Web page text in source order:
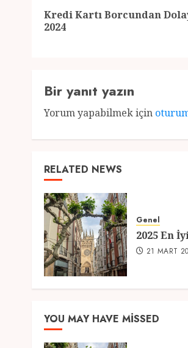
navigation
Kredi Kartı Borcundan
2024
Bir yanıt yazın
Yorum yapabilmek için
RELATED NEWS
Genel
2025 En
21 MART
YOU MAY HAVE MISSED